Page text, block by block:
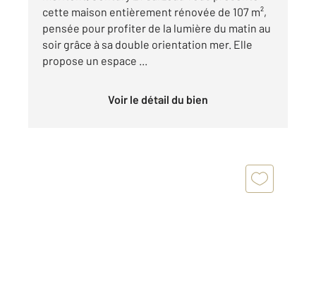
cette maison entièrement rénovée de 107 m²,
pensée pour profiter de la lumière du matin au
soir grâce à sa double orientation mer. Elle
propose un espace ...
Voir le détail du bien